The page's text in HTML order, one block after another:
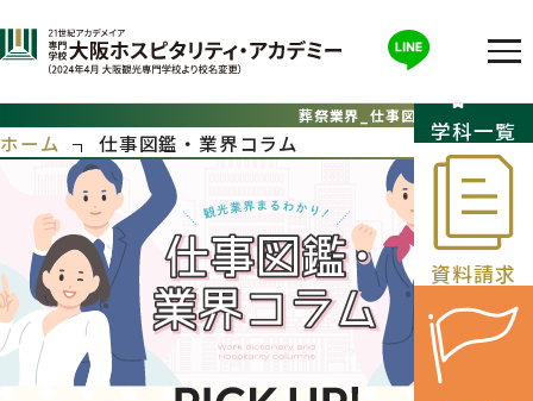
学科一覧
資料請求
葬祭業界_仕事図鑑・業界コラム
ホーム 仕事図鑑・業界コラム